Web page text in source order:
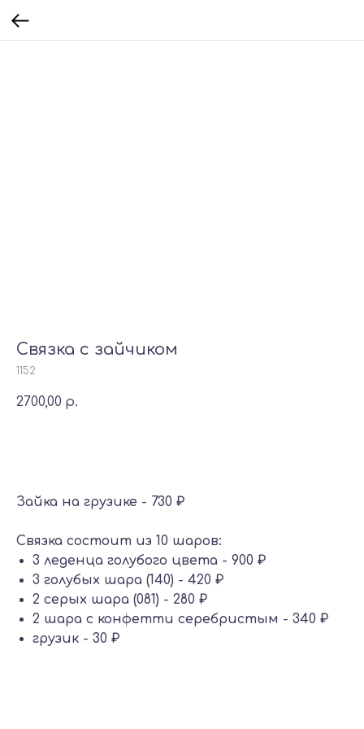
Связка с зайчиком
1152
2700,00 р.
Зайка на грузике - 730 ₽
Связка состоит из 10 шаров:
3 леденца голубого цвета - 900 ₽
3 голубых шара (140) - 420 ₽
2 серых шара (081) - 280 ₽
2 шара с конфетти серебристым - 340 ₽
грузик - 30 ₽